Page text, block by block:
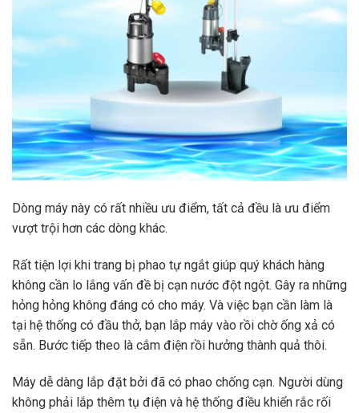
Dòng máy này có rất nhiều ưu điểm, tất cả đều là ưu điểm
vượt trội hơn các dòng khác.
Rất tiện lợi khi trang bị phao tự ngắt giúp quý khách hàng
không cần lo lắng vấn đề bị cạn nước đột ngột. Gây ra những
hỏng hỏng không đáng có cho máy. Và việc bạn cần làm là
tại hệ thống có đầu thở, bạn lắp máy vào rồi chờ ống xả có
sẵn. Bước tiếp theo là cắm điện rồi hưởng thành quả thôi.
Máy dễ dàng lắp đặt bởi đã có phao chống cạn. Người dùng
không phải lắp thêm tụ điện và hệ thống điều khiển rắc rối